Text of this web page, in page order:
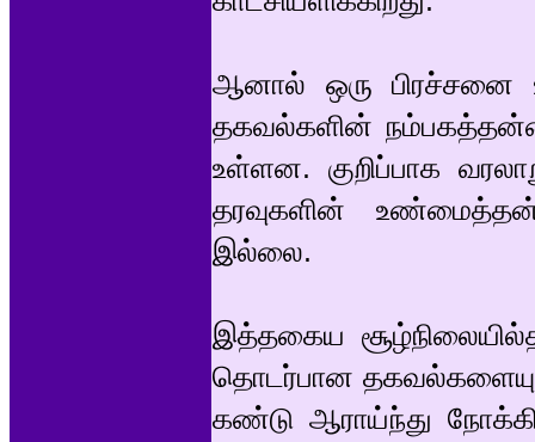
ஆனால் ஒரு பிரச்சனை
தகவல்களின்
உள்ளன. குறிப்பாக
தரவுகளின்
இல்லை.
இத்தகைய
தொடர்பான தகவல்களையும்
கண்டு ஆராய்ந்து